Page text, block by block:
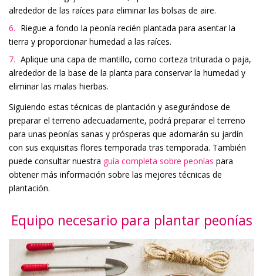
alrededor de las raíces para eliminar las bolsas de aire.
Riegue a fondo la peonía recién plantada para asentar la
tierra y proporcionar humedad a las raíces.
Aplique una capa de mantillo, como corteza triturada o paja,
alrededor de la base de la planta para conservar la humedad y
eliminar las malas hierbas.
Siguiendo estas técnicas de plantación y asegurándose de
preparar el terreno adecuadamente, podrá preparar el terreno
para unas peonías sanas y prósperas que adornarán su jardín
con sus exquisitas flores temporada tras temporada. También
puede consultar nuestra guía completa sobre peonías para
obtener más información sobre las mejores técnicas de
plantación.
Equipo necesario para plantar peonías